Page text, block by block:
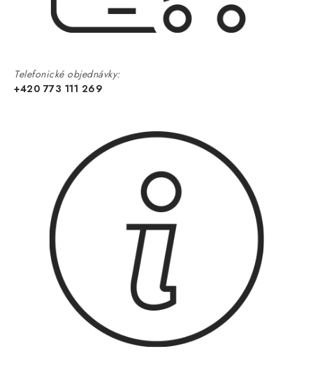
Telefonické objednávky:
+420 773 111 269